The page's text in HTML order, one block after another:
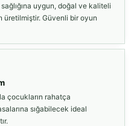
uygun, doğal ve kaliteli
üretilmiştir. Güvenli bir oyun
çocukların rahatça
sığabilecek ideal